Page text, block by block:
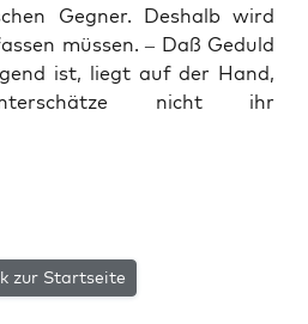
Geg­ner. Des­halb wird
müs­sen. – Daß Geduld
ist, liegt auf der Hand,
nicht ihr
zur Startseite